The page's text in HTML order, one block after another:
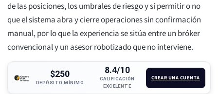
de las posiciones, los umbrales de riesgo y si permitir o no
que el sistema abra y cierre operaciones sin confirmación
manual, por lo que la experiencia se sitúa entre un bróker
convencional y un asesor robotizado que no interviene.
$250
DEPÓSITO MÍNIMO
8.4/10
CALIFICACIÓN
EXCELENTE
CREAR UNA CUENTA